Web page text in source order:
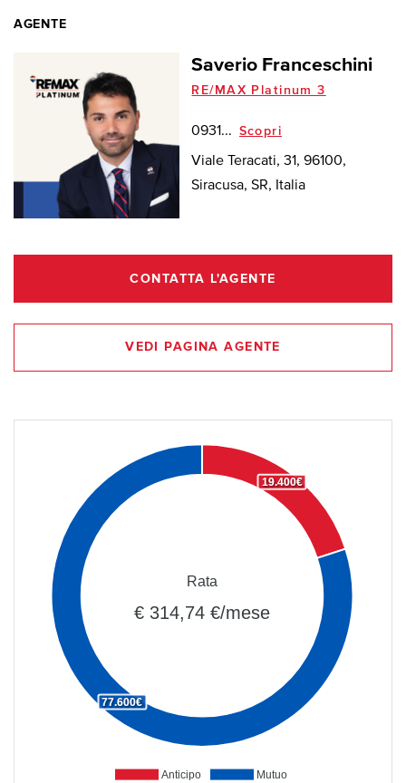
AGENTE
Saverio Franceschini
RE/MAX Platinum 3
0931... Scopri
Viale Teracati, 31, 96100,
Siracusa, SR, Italia
CONTATTA L'AGENTE
VEDI PAGINA AGENTE
Anticipo Mutuo
19.400€
77.600€
Rata
€ 314,74 €/mese